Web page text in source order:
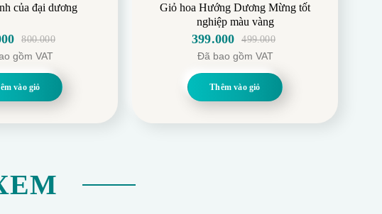
của đại dương
800.000
gồm VAT
vào giỏ
Giỏ hoa Hướng Dương Mừng tốt
nghiệp màu vàng
499.000
là:
499.000.
399.000
tại
là:
Đã bao gồm VAT
Thêm vào giỏ